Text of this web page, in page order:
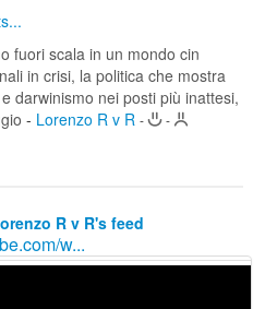
fuori scala in un mondo cin
in crisi, la politica che mostra
darwinismo nei posti più inattesi,
- Lorenzo R v R - -
R v R's feed
w...